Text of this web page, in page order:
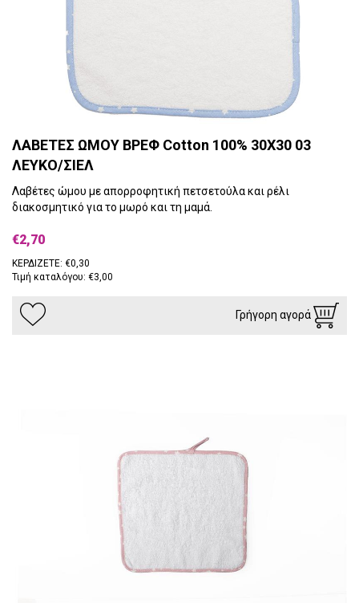
ΛΑΒΕΤΕΣ ΩΜΟΥ ΒΡΕΦ Cotton 100% 30Χ30 03
ΛΕΥΚΟ/ΣΙΕΛ
Λαβέτες ώμου με απορροφητική πετσετούλα και ρέλι
διακοσμητικό για το μωρό και τη μαμά.
€2,70
ΚΕΡΔΙΖΕΤΕ: €0,30
Τιμή καταλόγου: €3,00
Γρήγορη αγορά